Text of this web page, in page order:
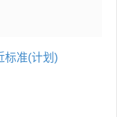
标准(计划)